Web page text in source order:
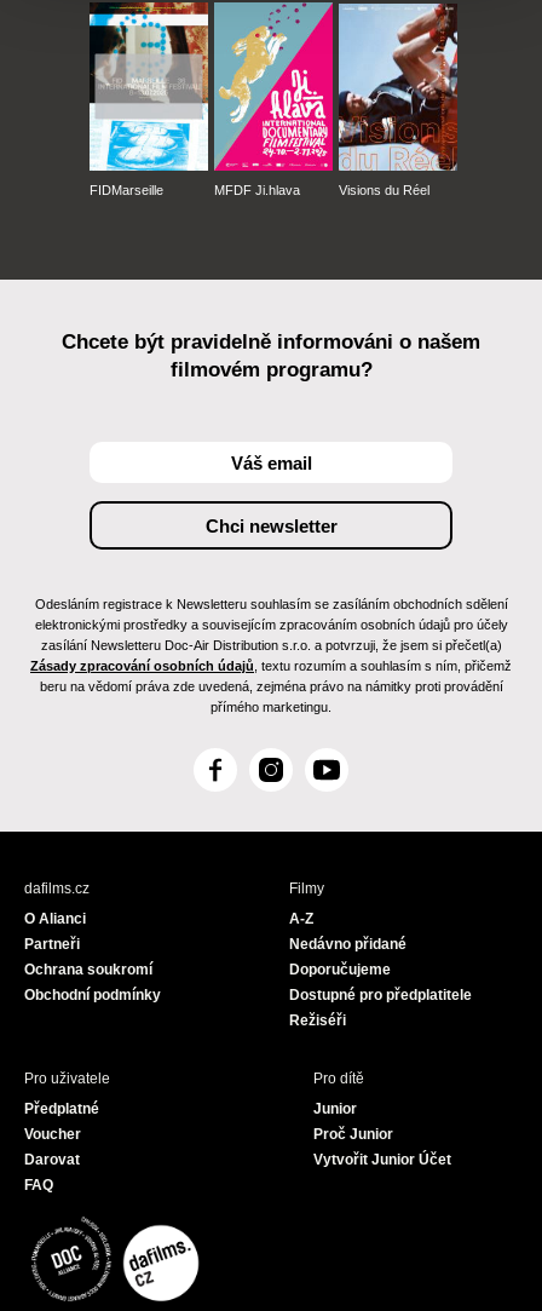
FIDMarseille MFDF Ji.hlava Visions du Réel
Chcete být pravidelně informováni o našem
filmovém programu?
Odesláním registrace k Newsletteru souhlasím se zasíláním obchodních sdělení
elektronickými prostředky a souvisejícím zpracováním osobních údajů pro účely
zasílání Newsletteru Doc-Air Distribution s.r.o. a potvrzuji, že jsem si přečetl(a)
Zásady zpracování osobních údajů , textu rozumím a souhlasím s ním, přičemž
beru na vědomí práva zde uvedená, zejména právo na námitky proti provádění
přímého marketingu.
F
c
I
s
Y
u
dafilms.cz
O Alianci
Partneři
Ochrana soukromí
Obchodní podmínky
Filmy
A-Z
Nedávno přidané
Doporučujeme
Dostupné pro předplatitele
Režiséři
Pro uživatele
Předplatné
Voucher
Darovat
FAQ
Pro dítě
Junior
Proč Junior
Vytvořit Junior Účet